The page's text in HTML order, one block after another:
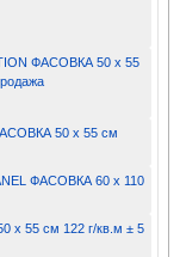
ФАСОВКА 50 x 55
50 x 55 см
ФАСОВКА 60 x 110
x 55 см 122 г/кв.м ± 5